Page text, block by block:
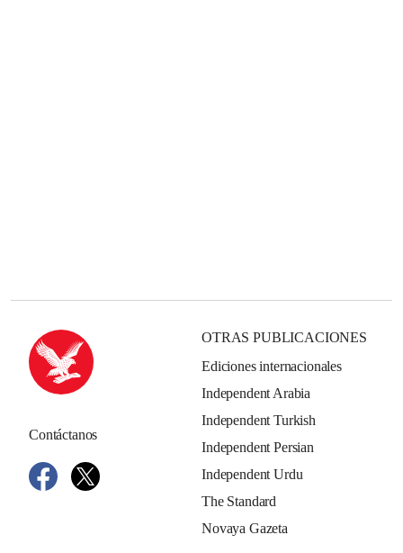
Contáctanos
OTRAS PUBLICACIONES
Ediciones internacionales
Independent Arabia
Independent Turkish
Independent Persian
Independent Urdu
The Standard
Novaya Gazeta